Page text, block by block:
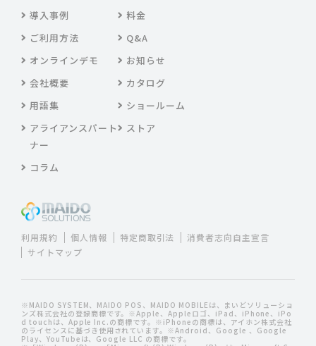
導入事例
料金
ご利用方法
Q&A
オンラインデモ
お知らせ
会社概要
カタログ
用語集
ショールーム
アライアンスパート
ナー
ストア
コラム
利用規約 個人情報 特定商取引法
消費者志向自主宣言
サイトマップ
※MAIDO SYSTEM、MAIDO POS、MAIDO MOBILEは、まいどソリューショ
ンズ株式会社の登録商標です。※Apple、Appleロゴ、iPad、iPhone、iPo
d touchは、Apple Inc.の商標です。※iPhoneの商標は、アイホン株式会社
のライセンスに基づき使用されています。※Android、Google 、Google
Play、YouTubeは、Google LLC の商標です。